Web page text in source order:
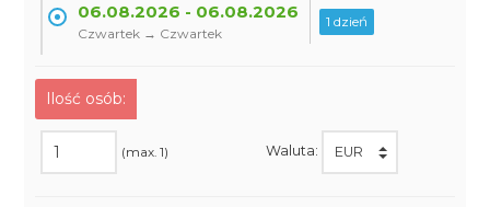
06.08.2026 - 06.08.2026
Czwartek → Czwartek
1 dzień
Ilość osób:
(max. 1) Waluta: